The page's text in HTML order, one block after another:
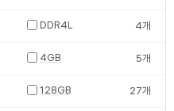
DDR4L 4개
4GB 5개
128GB 27개